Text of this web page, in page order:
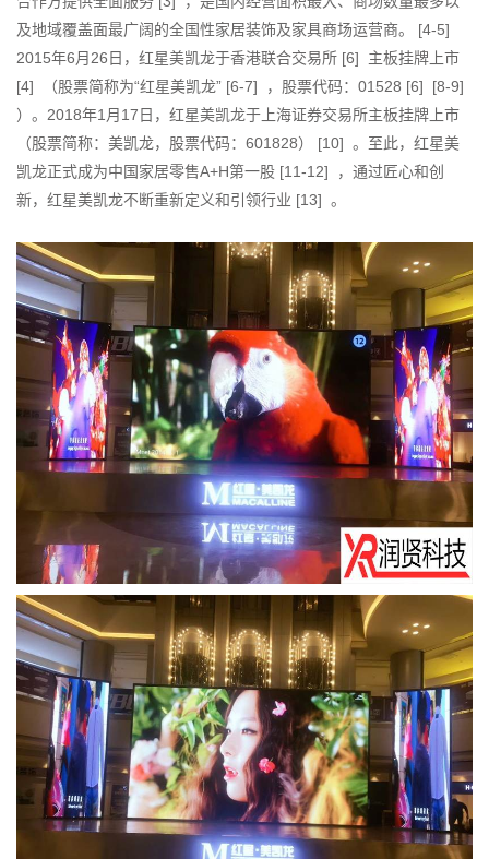
及地域覆盖面最广阔的全国性家居装饰及家具商场运营商。 [4-5]
2015年6月26日，红星美凯龙于香港联合交易所 [6] 主板挂牌上市
[4] （股票简称为“红星美凯龙” [6-7] ，股票代码：01528 [6] [8-9]
）。2018年1月17日，红星美凯龙于上海证券交易所主板挂牌上市
（股票简称：美凯龙，股票代码：601828） [10] 。至此，红星美
凯龙正式成为中国家居零售A+H第一股 [11-12] ，通过匠心和创
新，红星美凯龙不断重新定义和引领行业 [13] 。